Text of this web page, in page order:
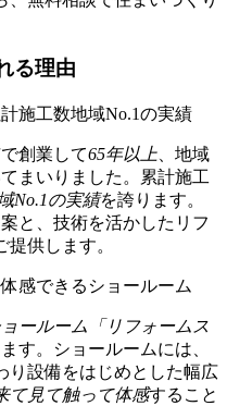
創業して65年以上 、地域
まいりました。累計施工
No.1の実績を誇ります。
と、技術を活かしたリフ
供します。
ールーム「リフォームス
す。ショールームには、
り設備をはじめとした幅広
て見て触って体感すること